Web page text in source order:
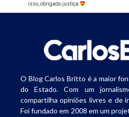
isso, obrigado justiça
O Blog Carlos Britto é a maior
do Estado. Com um
compartilha opiniões livres e de
Foi fundado em 2008 em um